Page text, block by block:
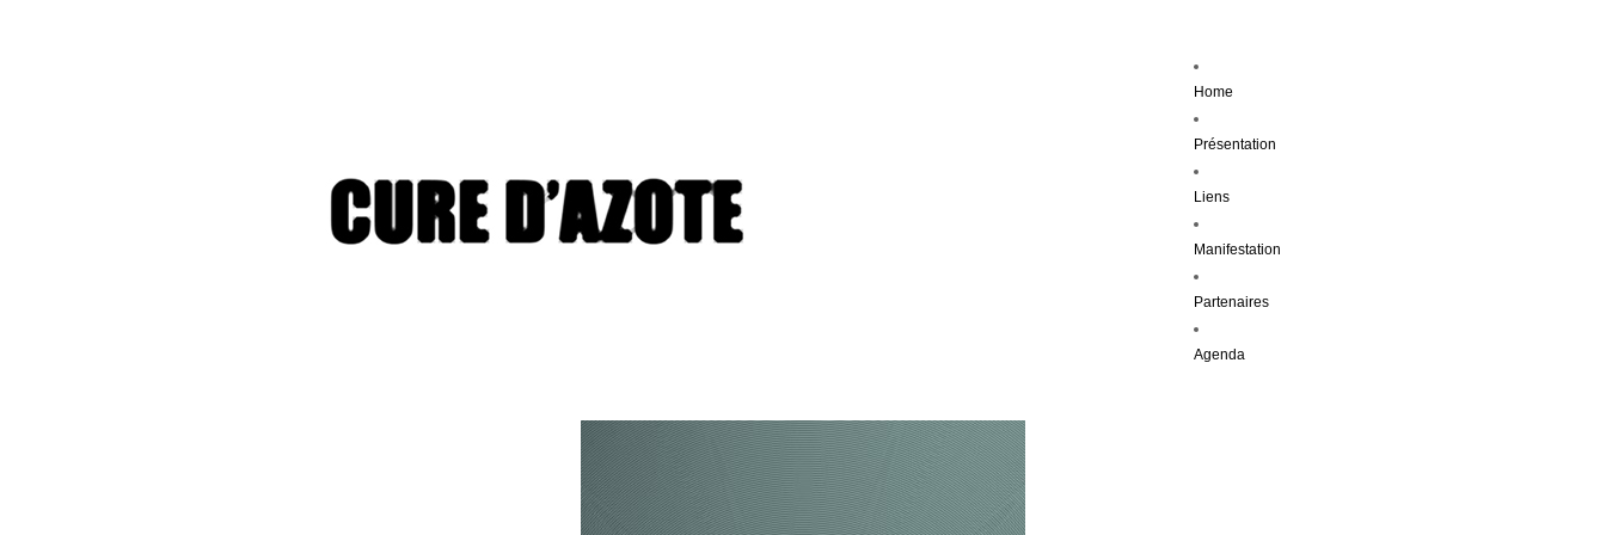
Home
Présentation
Liens
Manifestation
Partenaires
Agenda